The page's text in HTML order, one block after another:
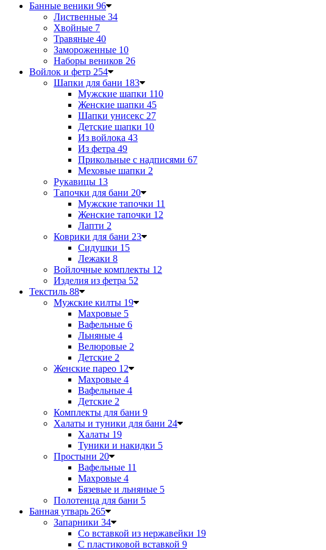
Банные веники 96
Лиственные 34
Хвойные 7
Травяные 40
Замороженные 10
Наборы веников 26
Войлок и фетр 254
Шапки для бани 183
Мужские шапки 110
Женские шапки 45
Шапки унисекс 27
Детские шапки 10
Из войлока 43
Из фетра 49
Прикольные с надписями 67
Меховые шапки 2
Рукавицы 13
Тапочки для бани 20
Мужские тапочки 11
Женские тапочки 12
Лапти 2
Коврики для бани 23
Сидушки 15
Лежаки 8
Войлочные комплекты 12
Изделия из фетра 52
Текстиль 88
Мужские килты 19
Махровые 5
Вафельные 6
Льняные 4
Велюровые 2
Детские 2
Женские парео 12
Махровые 4
Вафельные 4
Детские 2
Комплекты для бани 9
Халаты и туники для бани 24
Халаты 19
Туники и накидки 5
Простыни 20
Вафельные 11
Махровые 4
Бязевые и льняные 5
Полотенца для бани 5
Банная утварь 265
Запарники 34
Со вставкой из нержавейки 19
С пластиковой вставкой 9